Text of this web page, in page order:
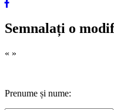
Semnalați o
« »
Prenume și nume: